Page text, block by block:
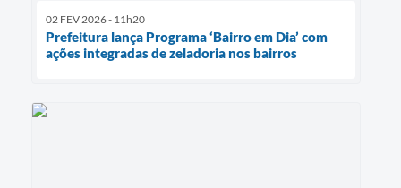
02 FEV 2026 - 11h20
Prefeitura lança Programa ‘Bairro em Dia’ com
ações integradas de zeladoria nos bairros